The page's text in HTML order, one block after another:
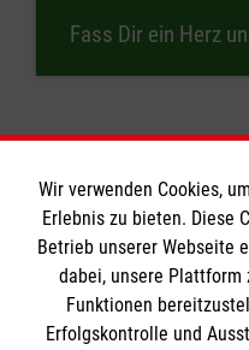
Fass Dir ein Herz
Informationen
Impressum
Wir verwenden Cookies,
Erlebnis zu bieten. Diese
Betrieb unserer Webseite
dabei, unsere Plattform
Funktionen
Erfolgskontrolle und